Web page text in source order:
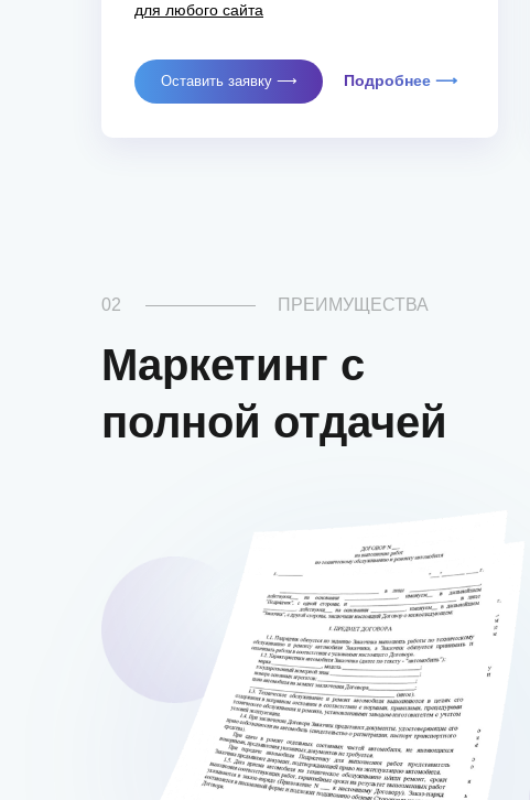
для любого сайта
Подробнее ⟶
Оставить заявку ⟶
02 ПРЕИМУЩЕСТВА
Маркетинг с
полной отдачей